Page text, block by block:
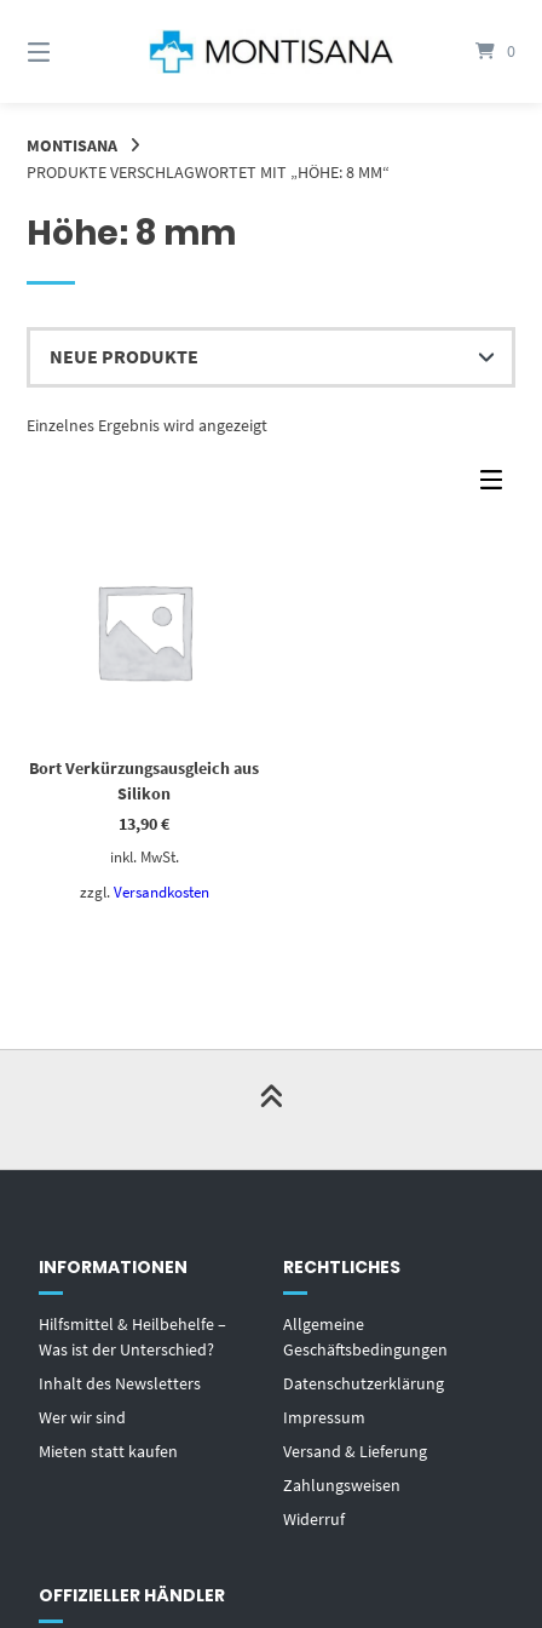
zum
0
MONTISANA
PRODUKTE VERSCHLAGWORTET MIT „HÖHE: 8 MM“
Höhe: 8 mm
Einzelnes Ergebnis wird angezeigt
Bort Verkürzungsausgleich aus
Silikon
13,90€
inkl. MwSt.
zzgl. Versandkosten
INFORMATIONEN
Hilfsmittel & Heilbehelfe –
Was ist der Unterschied?
Inhalt des Newsletters
Wer wir sind
Mieten statt kaufen
RECHTLICHES
Allgemeine
Geschäftsbedingungen
Datenschutzerklärung
Impressum
Versand & Lieferung
Zahlungsweisen
Widerruf
OFFIZIELLER HÄNDLER